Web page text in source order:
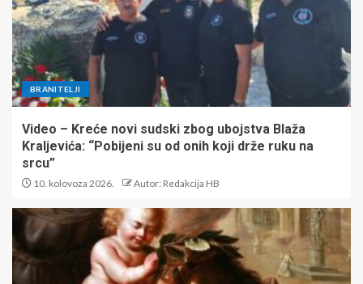
BRANITELJI
Video – Kreće novi sudski zbog ubojstva Blaža
Kraljevića: “Pobijeni su od onih koji drže ruku na
srcu”
10. kolovoza 2026. Autor: Redakcija HB